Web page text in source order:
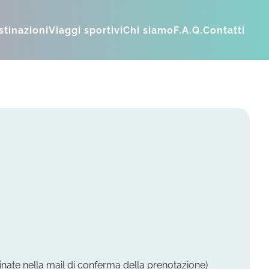
Viaggi sportiviChi siamoF.A.Q.Contatti
nella mail di conferma della prenotazione)